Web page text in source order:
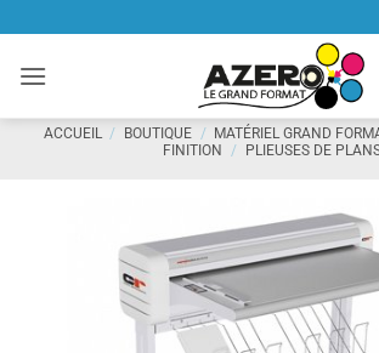
contenu
ACCUEIL / BOUTIQUE / MATÉRIEL GRAND
FINITION
/ PLIEUSES DE